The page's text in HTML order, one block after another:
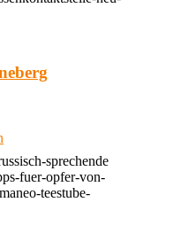
sprechende
fuer-opfer-von-
teestube-